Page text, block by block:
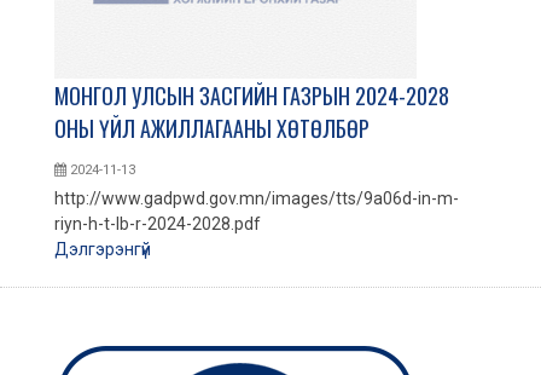
МОНГОЛ УЛСЫН ЗАСГИЙН ГАЗРЫН 2024-2028
ОНЫ ҮЙЛ АЖИЛЛАГААНЫ ХӨТӨЛБӨР
2024-11-13
http://www.gadpwd.gov.mn/images/tts/9a06d-in-m-
riyn-h-t-lb-r-2024-2028.pdf
Дэлгэрэнгүй